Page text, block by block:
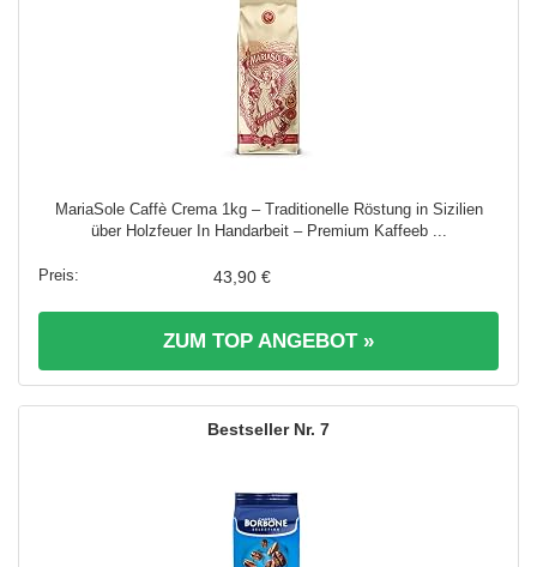
MariaSole Caffè Crema 1kg – Traditionelle Röstung in Sizilien
über Holzfeuer In Handarbeit – Premium Kaffeeb ...
43,90 €
ZUM TOP ANGEBOT »
7